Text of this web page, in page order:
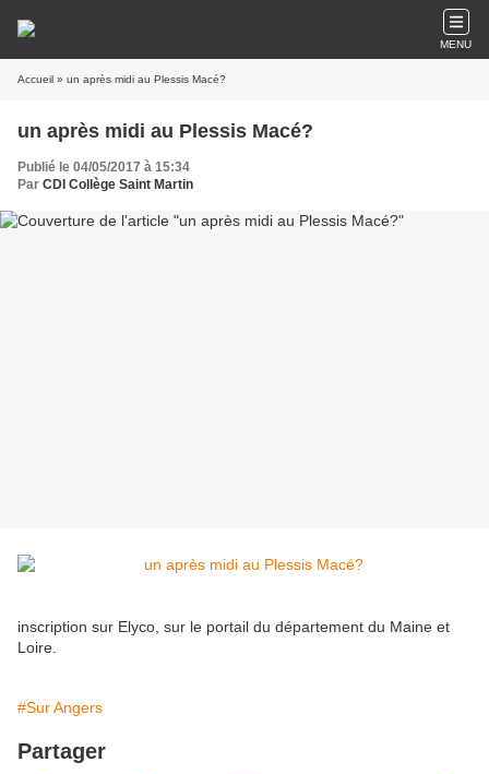
MENU
Accueil » un après midi au Plessis Macé?
un après midi au Plessis Macé?
Publié le 04/05/2017 à 15:34
Par CDI Collège Saint Martin
inscription sur Elyco, sur le portail du département du Maine et
Loire.
#Sur Angers
Partager